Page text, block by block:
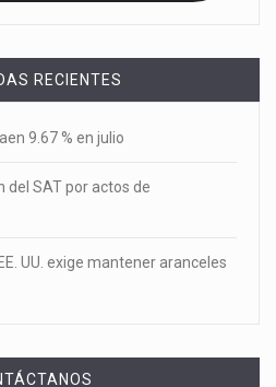
RECIENTES
9.67 % en julio
del SAT por actos de
UU. exige mantener aranceles